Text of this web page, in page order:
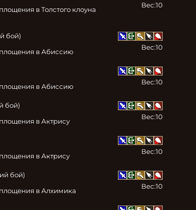
в Толстого клоуна
Вес:10
бой)
в Абиссию
Вес:10
в Абиссию
Вес:10
бой)
в Актрису
Вес:10
в Актрису
Вес:10
бой)
в Алхимика
Вес:10